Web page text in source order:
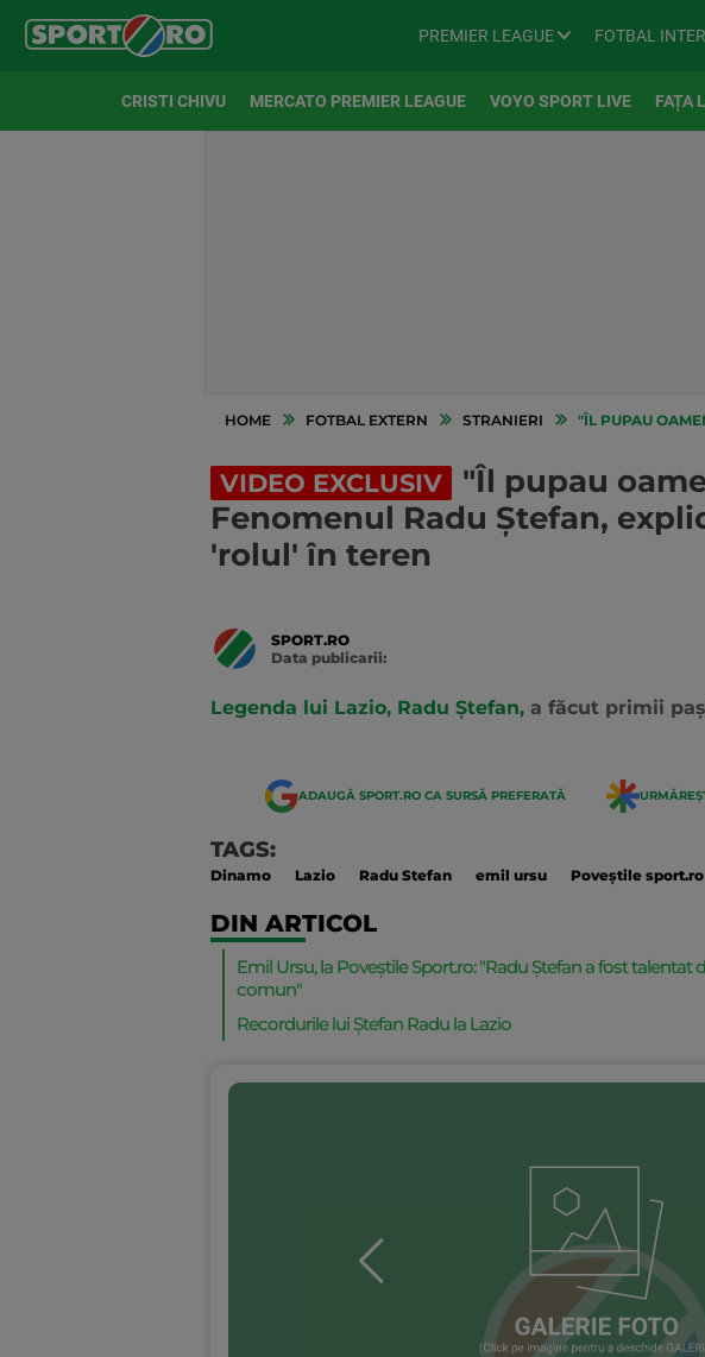
PREMIER LEAGUE FOTBAL
CRISTI CHIVU MERCATO PREMIER LEAGUE VOYO SPORT LIVE FAȚA
HOME FOTBAL EXTERN STRANIERI "ÎL PUPAU OAMENII
VIDEO EXCLUSIV
"Îl pupau
Fenomenul Radu Ștefan,
'rolul' în teren
SPORT.RO
Data publicarii:
Legenda lui Lazio, Radu Ștefan, a făcut primii
ADAUGĂ SPORT.RO CA SURSĂ PREFERATĂ
TAGS:
Dinamo Lazio Radu Stefan emil ursu Poveștile sport.ro
DIN ARTICOL
Emil Ursu, la Poveștile Sport.ro: "Radu Ștefan a fost talentat
comun"
Recordurile lui Ștefan Radu la Lazio